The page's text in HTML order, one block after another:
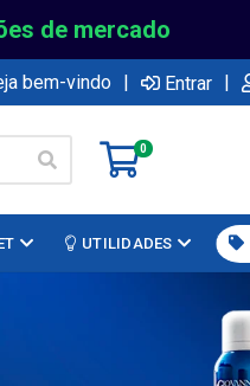
de mercado
bem-vindo | Entrar |
0
UTILIDADES